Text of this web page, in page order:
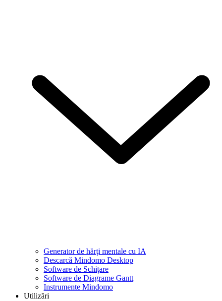
Generator de hărți mentale cu IA
Descarcă Mindomo Desktop
Software de Schițare
Software de Diagrame Gantt
Instrumente Mindomo
Utilizări